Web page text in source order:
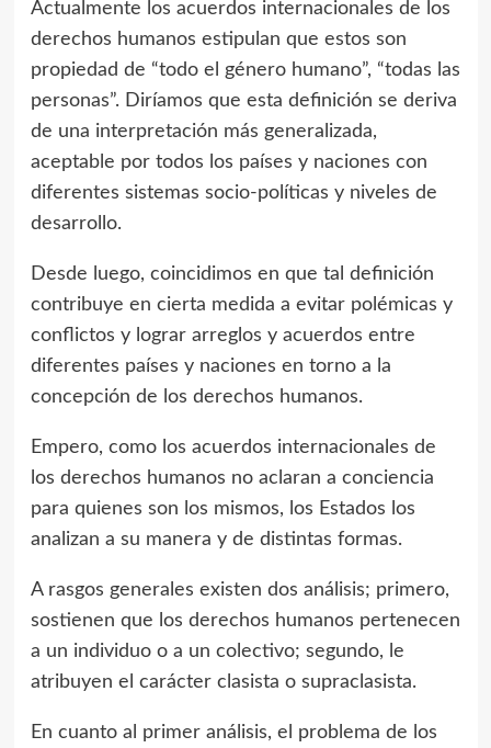
Actualmente los acuerdos internacionales de los
derechos humanos estipulan que estos son
propiedad de “todo el género humano”, “todas las
personas”. Diríamos que esta definición se deriva
de una interpretación más generalizada,
aceptable por todos los países y naciones con
diferentes sistemas socio-políticas y niveles de
desarrollo.
Desde luego, coincidimos en que tal definición
contribuye en cierta medida a evitar polémicas y
conflictos y lograr arreglos y acuerdos entre
diferentes países y naciones en torno a la
concepción de los derechos humanos.
Empero, como los acuerdos internacionales de
los derechos humanos no aclaran a conciencia
para quienes son los mismos, los Estados los
analizan a su manera y de distintas formas.
A rasgos generales existen dos análisis; primero,
sostienen que los derechos humanos pertenecen
a un individuo o a un colectivo; segundo, le
atribuyen el carácter clasista o supraclasista.
En cuanto al primer análisis, el problema de los